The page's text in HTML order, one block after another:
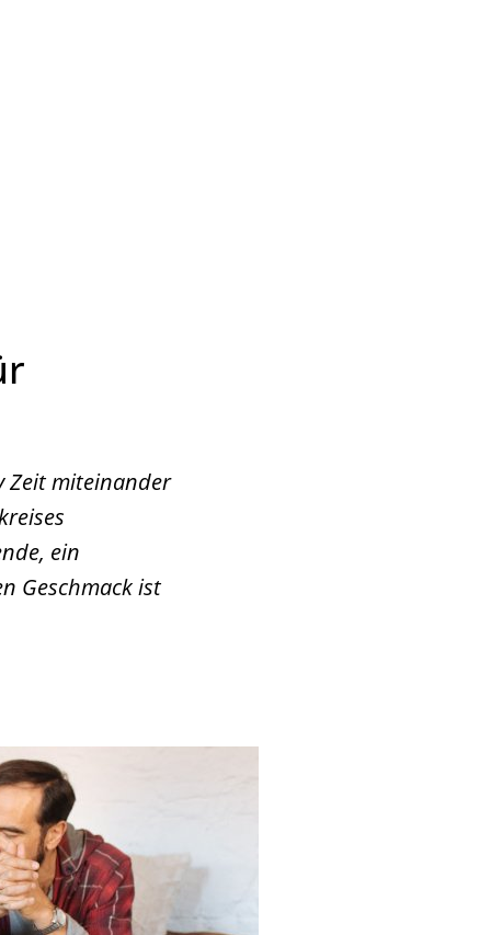
Zeit miteinander
ein
Geschmack ist